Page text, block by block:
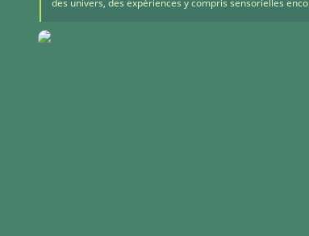
des univers, des expériences y compris sensorielles